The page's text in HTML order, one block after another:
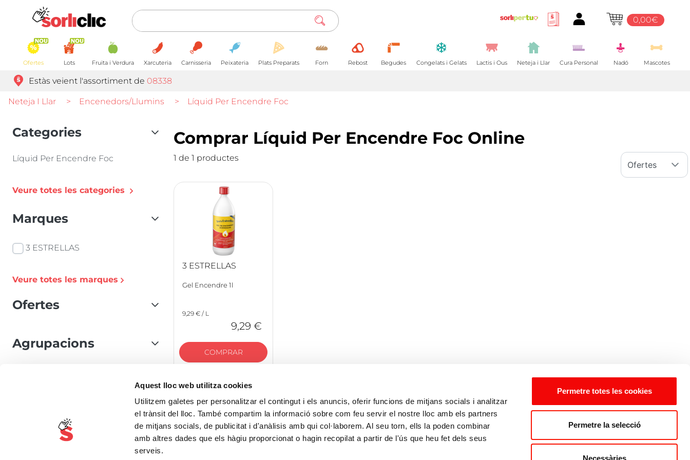
Aquest lloc web utilitza cookies
Utilitzem galetes per personalitzar el contingut i els anuncis, oferir funcions de mitjans socials i analitzar
el trànsit del lloc. També compartim la informació sobre com feu servir el nostre lloc amb els partners
de mitjans socials, de publicitat i d'anàlisis amb qui col·laborem. Al seu torn, ells la poden combinar
amb altres dades que els hàgiu proporcionat o hagin recopilat a partir de l'ús que heu fet dels seus
serveis.
Permetre totes les cookies
Permetre la selecció
Necessàries
0,00€
Ofertes Lots Fruita i Verdura Xarcuteria Carnisseria Peixateria Plats Preparats Forn Rebost Begudes Congelats i Gelats Lactis i Ous Neteja i Llar Cura Personal Nadó Mascotes
Estàs veient l'assortiment de 08338
Neteja I Llar > Encenedors/llumins > Líquid Per Encendre Foc
Categories
Líquid Per Encendre Foc
Veure totes les categories
Marques
3 ESTRELLAS
Veure totes les marques
Ofertes
Agrupacions
Producte D'Aqui
Comprar Líquid Per Encendre Foc Online
1 de 1 productes
Ofertes
3 ESTRELLAS
Gel Encendre 1l
9,29 € / L
9,29 €
COMPRAR